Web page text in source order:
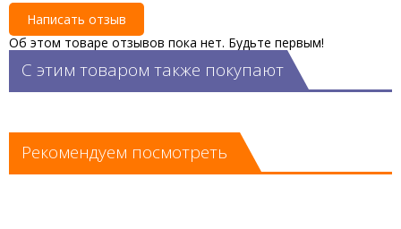
Написать отзыв
Об этом товаре отзывов пока нет. Будьте первым!
С этим товаром также покупают
Рекомендуем посмотреть